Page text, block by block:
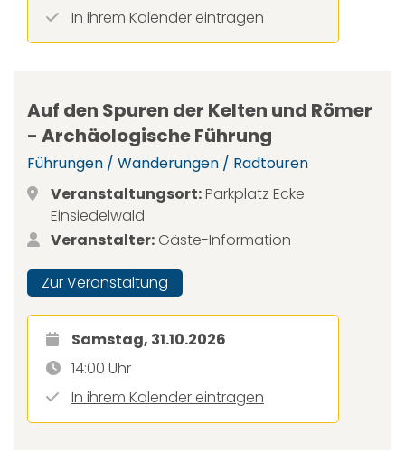
In ihrem Kalender eintragen
Auf den Spuren der Kelten und Römer
- Archäologische Führung
Führungen / Wanderungen / Radtouren
Veranstaltungsort:Parkplatz Ecke
Einsiedelwald
Veranstalter: Gäste-Information
Zur Veranstaltung
Samstag, 31.10.2026
14:00 Uhr
In ihrem Kalender eintragen